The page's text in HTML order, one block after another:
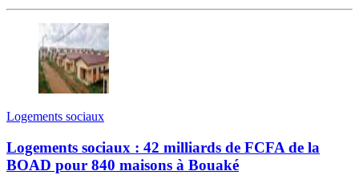
Logements sociaux
Logements sociaux : 42 milliards de FCFA de la
BOAD pour 840 maisons à Bouaké